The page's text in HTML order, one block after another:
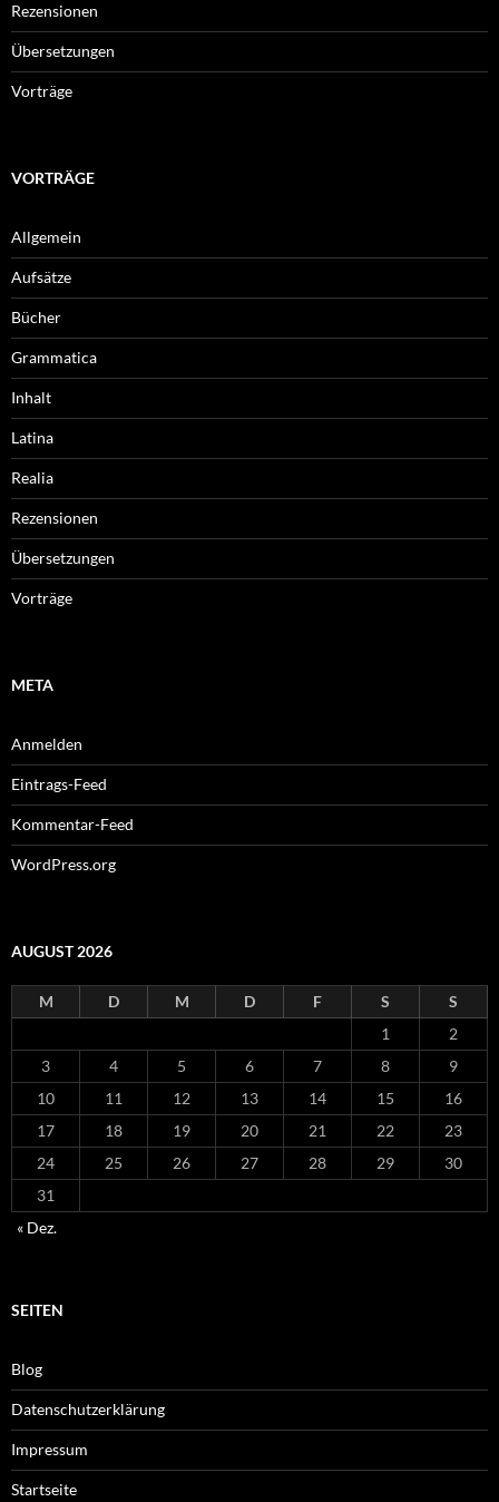
Rezensionen
Übersetzungen
Vorträge
VORTRÄGE
Allgemein
Aufsätze
Bücher
Grammatica
Inhalt
Latina
Realia
Rezensionen
Übersetzungen
Vorträge
META
Anmelden
Eintrags-Feed
Kommentar-Feed
WordPress.org
AUGUST 2026
M D M D F S
S
1
2
3
4 5 6 7 8
9
10
11 12 13 14 15
16
17
18 19 20 21 22
23
24
25 26 27 28 29
30
31
« Dez.
SEITEN
Blog
Datenschutzerklärung
Impressum
Startseite